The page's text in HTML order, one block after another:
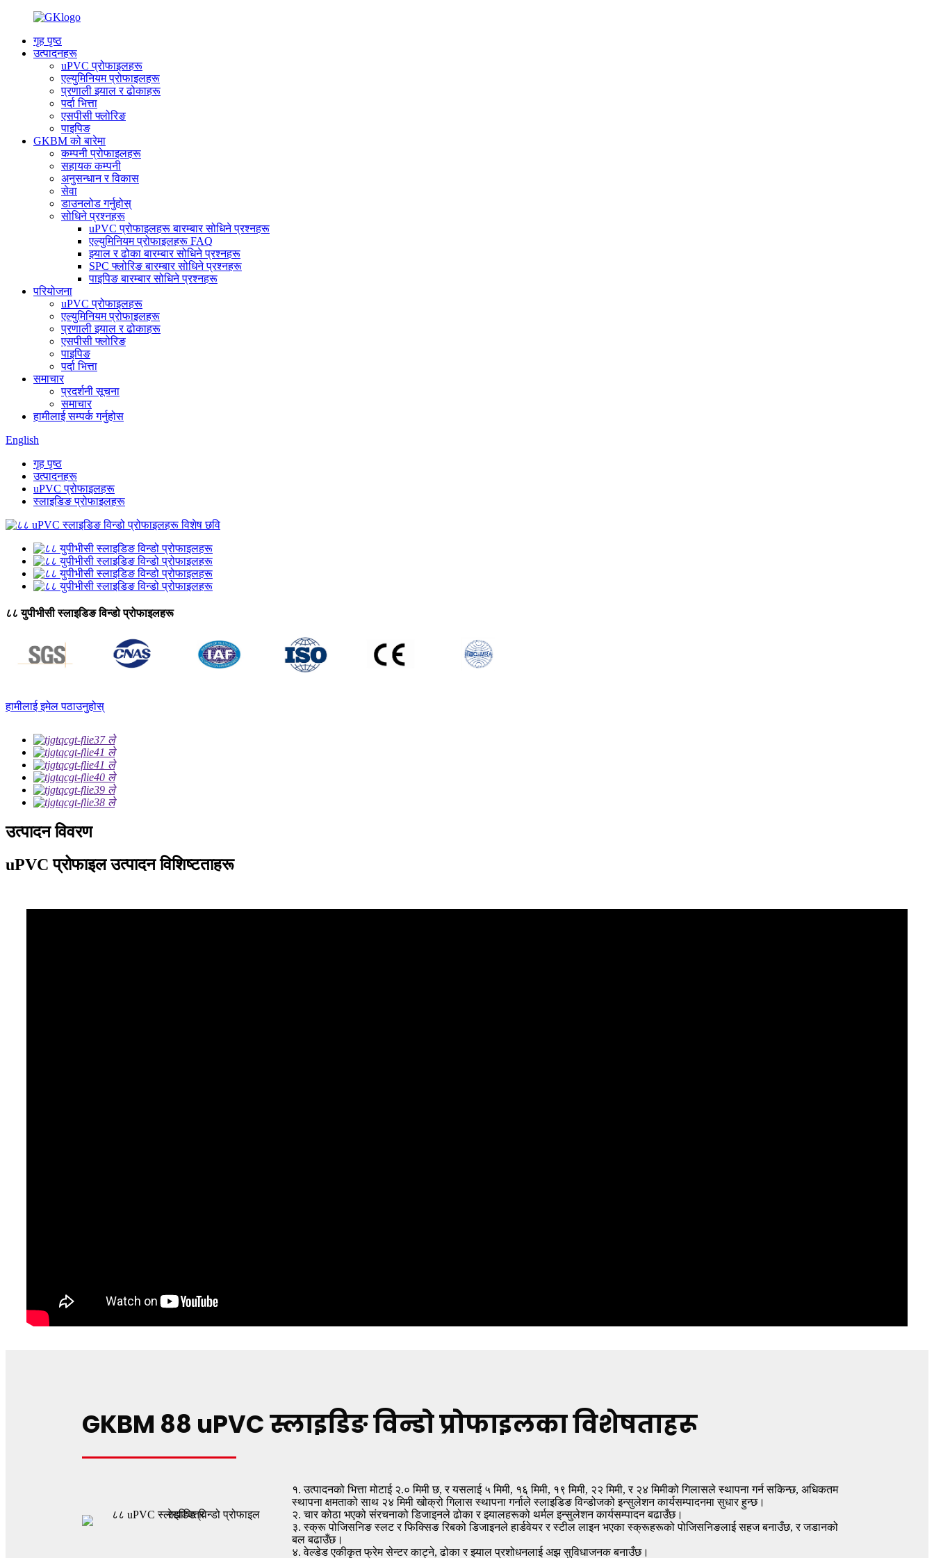
गृह पृष्ठ
उत्पादनहरू
uPVC प्रोफाइलहरू
एल्युमिनियम प्रोफाइलहरू
प्रणाली झ्याल र ढोकाहरू
पर्दा भित्ता
एसपीसी फ्लोरिङ
पाइपिङ
GKBM को बारेमा
कम्पनी प्रोफाइलहरू
सहायक कम्पनी
अनुसन्धान र विकास
सेवा
डाउनलोड गर्नुहोस्
सोधिने प्रश्नहरू
uPVC प्रोफाइलहरू बारम्बार सोधिने प्रश्नहरू
एल्युमिनियम प्रोफाइलहरू FAQ
झ्याल र ढोका बारम्बार सोधिने प्रश्नहरू
SPC फ्लोरिङ बारम्बार सोधिने प्रश्नहरू
पाइपिङ बारम्बार सोधिने प्रश्नहरू
परियोजना
uPVC प्रोफाइलहरू
एल्युमिनियम प्रोफाइलहरू
प्रणाली झ्याल र ढोकाहरू
एसपीसी फ्लोरिङ
पाइपिङ
पर्दा भित्ता
समाचार
प्रदर्शनी सूचना
समाचार
हामीलाई सम्पर्क गर्नुहोस
English
गृह पृष्ठ
उत्पादनहरू
uPVC प्रोफाइलहरू
स्लाइडिङ प्रोफाइलहरू
८८ युपीभीसी स्लाइडिङ विन्डो प्रोफाइलहरू
हामीलाई इमेल पठाउनुहोस्
उत्पादन विवरण
uPVC प्रोफाइल उत्पादन विशिष्टताहरू
GKBM 88 uPVC स्लाइडिङ विन्डो प्रोफाइलका विशेषताहरू
१. उत्पादनको भित्ता मोटाई २.० मिमी छ, र यसलाई ५ मिमी, १६ मिमी, १९ मिमी, २२ मिमी, र २४ मिमीको गिलासले स्थापना गर्न सकिन्छ, अधिकतम
स्थापना क्षमताको साथ २४ मिमी खोक्रो गिलास स्थापना गर्नाले स्लाइडिङ विन्डोजको इन्सुलेशन कार्यसम्पादनमा सुधार हुन्छ।
२. चार कोठा भएको संरचनाको डिजाइनले ढोका र झ्यालहरूको थर्मल इन्सुलेशन कार्यसम्पादन बढाउँछ।
३. स्क्रू पोजिसनिङ स्लट र फिक्सिङ रिबको डिजाइनले हार्डवेयर र स्टील लाइन भएका स्क्रूहरूको पोजिसनिङलाई सहज बनाउँछ, र जडानको
बल बढाउँछ।
४. वेल्डेड एकीकृत फ्रेम सेन्टर काट्ने, ढोका र झ्याल प्रशोधनलाई अझ सुविधाजनक बनाउँछ।